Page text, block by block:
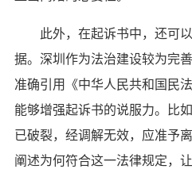
此外，在起诉书中，还可以
据。深圳作为法治建设较为完
准确引用《中华人民共和国民
能够增强起诉书的说服力。比
已破裂，经调解无效，应准予
阐述为何符合这一法律规定，